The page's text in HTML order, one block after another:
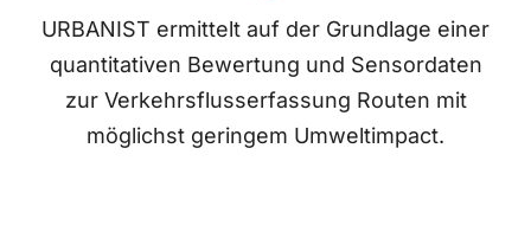
URBANIST ermittelt auf der Grundlage einer
quantitativen Bewertung und Sensordaten
zur Verkehrsflusserfassung Routen mit
möglichst geringem Umweltimpact.